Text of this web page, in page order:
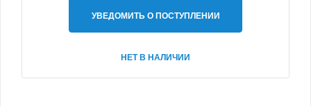
УВЕДОМИТЬ О ПОСТУПЛЕНИИ
НЕТ В НАЛИЧИИ